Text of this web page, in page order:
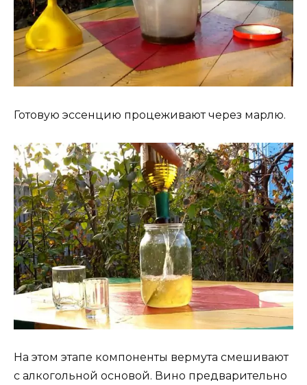
Готовую эссенцию процеживают через марлю.
На этом этапе компоненты вермута смешивают
с алкогольной основой. Вино предварительно